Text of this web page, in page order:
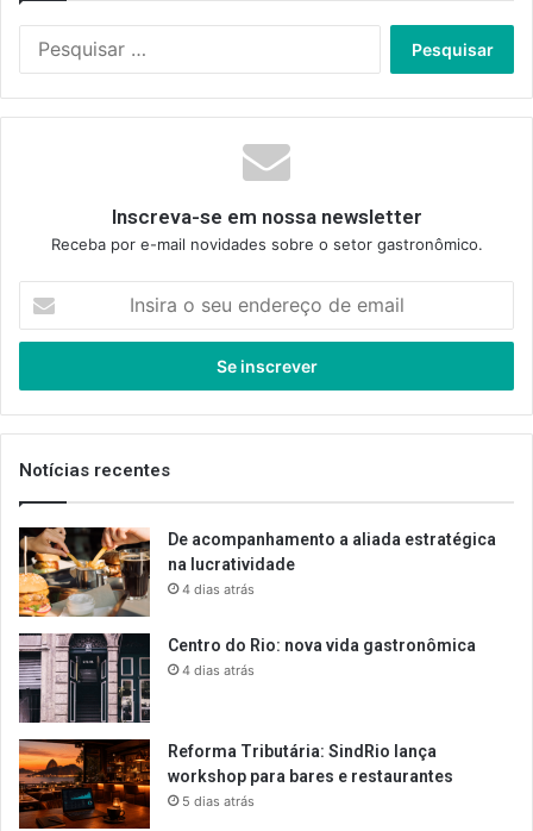
Inscreva-se em nossa newsletter
Receba por e-mail novidades sobre o setor gastronômico.
seu
de
email
Notícias recentes
De acompanhamento a aliada estratégica
na lucratividade
4 dias atrás
Centro do Rio: nova vida gastronômica
4 dias atrás
Reforma Tributária: SindRio lança
workshop para bares e restaurantes
5 dias atrás